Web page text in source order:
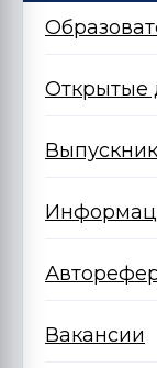
Открытые
Вакансии